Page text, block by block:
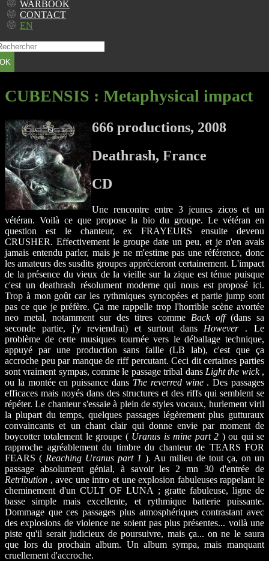
WARBOOK
CONTACT
EN
OK
CUBENSIS : Metaphysical impact
666 productions, 2008
Deathrash, France
CD
Une rencontre entre 3 jeunes zicos et un
vétéran. Voilà ce que propose la bio du groupe. Le vétéran en
question est le chanteur, ex FRAYEURS ensuite devenu
CRUSHER. Effectivement le groupe date un peu, et je n'en avais
jamais entendu parler, mais je ne m'estime pas une référence, donc
les amateurs des susdits groupes apprécieront certainement. L'impact
de la présence du vieux de la vieille sur la zique est ténue puisque
c'est un deathrash résolument moderne qui nous est proposé ici.
Trop à mon goût car les rythmiques syncopées et partie jump sont
pas ce que je préfère. Ça me rappelle trop l'horrible scène avortée
neo metal, notamment sur des titres comme Back off(dans sa
seconde partie, j'y reviendrai) et surtout dans However. Le
problème de cette musiques tournée vers le déballage technique,
appuyé par une production sans faille (LB lab), c'est que ça
accroche peu par manque de riff percutant. Ceci dit certaines parties
sont vraiment sympas, comme le passage tribal dans Light the wick,
ou la montée en puissance dans The reverred wine. Des passages
efficaces mais noyés dans des structures et des riffs qui semblent se
répéter. Le chanteur s'essaie à plein de styles vocaux, hurlement viril
la plupart du temps, quelques passages légèrement plus gutturaux
convaincants et un chant clair qui donne envie par moment de
boycotter totalement le groupe ( Uranus is mine part 2 ) ou qui se
rapproche agréablement du timbre du chanteur de TEARS FOR
FEARS ( Reaching Uranus part 1 ). Au milieu de tout ça, on un
passage absolument génial, à savoir les 2 mn 30 d'entrée de
Retribution , avec une intro et une explosion fabuleuses rappelant le
cheminement d'un CULT OF LUNA ; gratte fabuleuse, ligne de
basse simple mais excellente, et rythmique batterie puissante.
Dommage que ces passages plus atmosphériques contrastant avec
des explosions de violence ne soient pas plus présentes... voilà une
piste qu'il serait judicieux de poursuivre, mais ça... on ne le saura
que lors du prochain album. Un album sympa, mais manquant
cruellement d'accroche.